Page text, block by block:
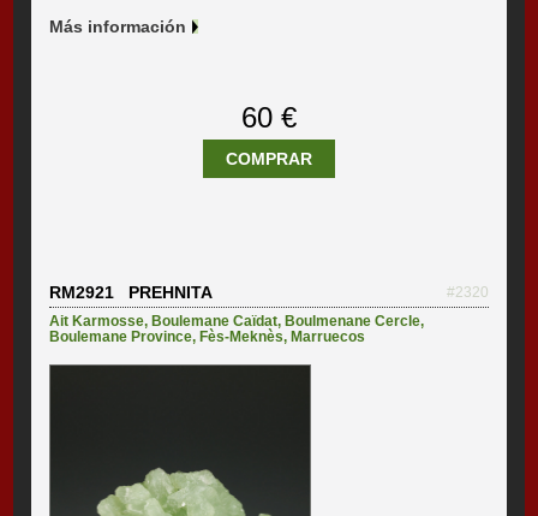
Más información
60 €
COMPRAR
RM2921 PREHNITA
#2320
Ait Karmosse, Boulemane Caïdat, Boulmenane Cercle,
Boulemane Province, Fès-Meknès, Marruecos